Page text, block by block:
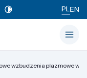
PLEN
wzbudzenia plazmowe w